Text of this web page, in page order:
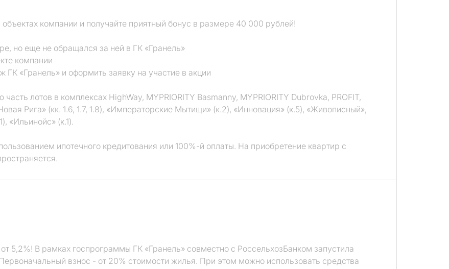
компании и получайте приятный бонус в размере 40 000 рублей!
но еще не обращался за ней в ГК «Гранель»
компании
«Гранель» и оформить заявку на участие в акции
лотов в комплексах HighWay, MYPRIORITY Basmanny, MYPRIORITY Dubrovkа, PROFIT,
Рига» (кк. 1.6, 1.7, 1.8), «Императорские Мытищи» (к.2), «Инновация» (к.5), «Живописный»,
«Ильинойс» (к.1).
ипотечного кредитования или 100%-й оплаты. На приобретение квартир с
5,2%! В рамках госпрограммы ГК «Гранель» совместно с РоссельхозБанком запустила
взнос - от 20% стоимости жилья. При этом можно использовать средства